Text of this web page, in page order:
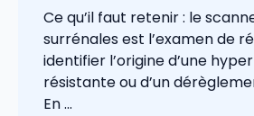
Ce qu’il faut retenir : le
surrénales est l’examen de
identifier l’origine d’une
résistante ou d’un
En ...